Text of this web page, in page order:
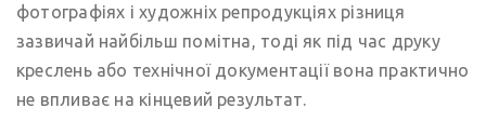
фотографіях і художніх репродукціях різниця
зазвичай найбільш помітна, тоді як під час друку
креслень або технічної документації вона практично
не впливає на кінцевий результат.